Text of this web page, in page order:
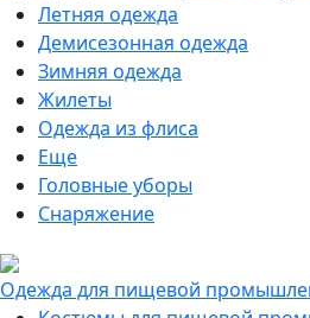
Летняя одежда
Демисезонная одежда
Зимняя одежда
Жилеты
Одежда из флиса
Еще
Головные уборы
Снаряжение
Одежда для пищевой